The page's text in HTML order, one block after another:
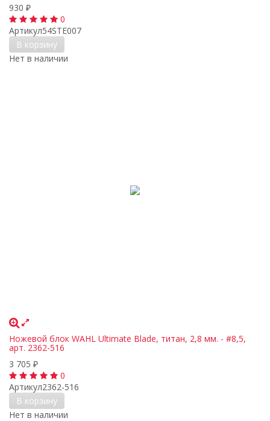
930 ₽
0
Артикул54STE007
В корзину
Нет в наличии
Ножевой блок WAHL Ultimate Blade, титан, 2,8 мм. - #8,5,
арт. 2362-516
3 705 ₽
0
Артикул2362-516
В корзину
Нет в наличии